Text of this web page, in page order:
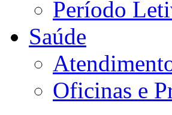
Período
Saúde
Oficinas e